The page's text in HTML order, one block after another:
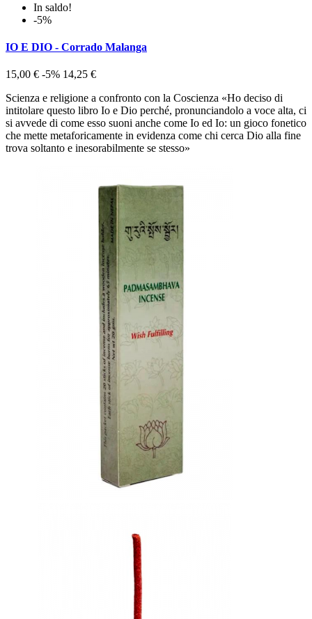
In saldo!
-5%
IO E DIO - Corrado Malanga
15,00 € -5% 14,25 €
Scienza e religione a confronto con la Coscienza «Ho deciso di
intitolare questo libro Io e Dio perché, pronunciandolo a voce alta, ci
si avvede di come esso suoni anche come Io ed Io: un gioco fonetico
che mette metaforicamente in evidenza come chi cerca Dio alla fine
trova soltanto e inesorabilmente se stesso»